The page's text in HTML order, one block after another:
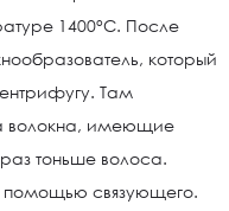
1400°С. После
который
Там
волокна, имеющие
тоньше волоса.
помощью связующего.